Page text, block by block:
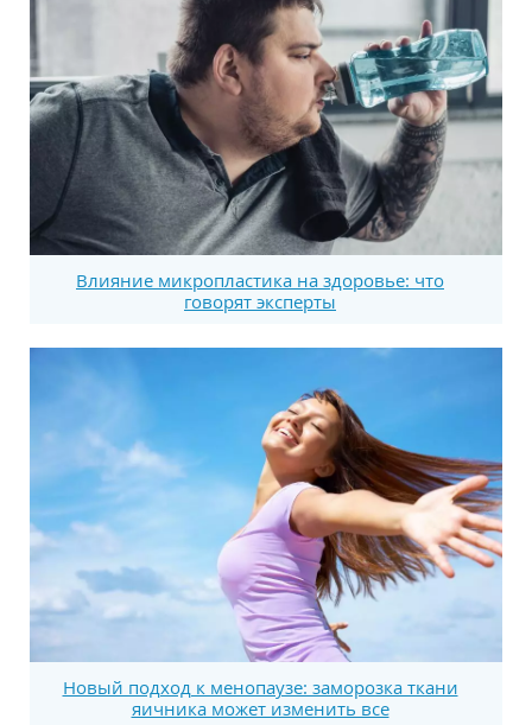
Влияние микропластика на здоровье: что
говорят эксперты
Новый подход к менопаузе: заморозка ткани
яичника может изменить все